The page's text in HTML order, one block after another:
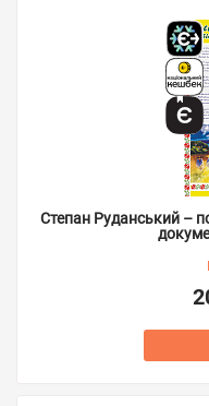
Степан Руданський –